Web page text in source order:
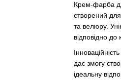
Крем-фарба
створений для
та велюру.
відповідно
дає змогу
ідеальну